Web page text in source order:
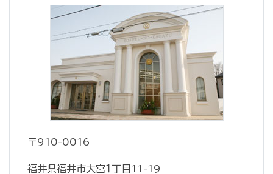
〒910-0016
福井県福井市大宮１丁目11-19